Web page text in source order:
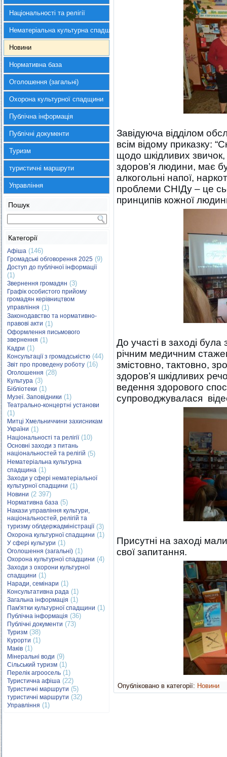
Національності та релігії
Нематеріальна культурна спадщина
Новини
Нормативна база
Оголошення (загальні)
Охорона культурної спадщини
Публічна інформація
Публічні документи
Туризм
туристичні маршрути
Управління
Пошук
Категорії
Афіша (146)
Громадські обговорення 2025 (9)
Доступ до публічної інформації
(1)
Звернення громадян (3)
Графік особистого прийому
громадян керівництвом
управління (1)
Законодавство та нормативно-
правові акти (1)
Оформлення письмового
звернення (1)
Кадри (1)
Консультації з громадськістю (44)
Звіт про проведену роботу (16)
Оголошення (28)
Культура (3)
Бібліотеки (1)
Музеї. Заповідники (1)
Театрально-концертні установи
(1)
Митці Хмельниччини захисникам
України (1)
Національності та релігії(10)
Основні заходи з питань
національностей та релігій (5)
Нематеріальна культурна
спадщина (1)
Заходи у сфері нематеріальної
культурної спадщини (1)
Новини (2 397)
Нормативна база (5)
Накази управління культури,
національностей, релігій та
туризму облдержадміністрації(3)
Охорона культурної спадщини (1)
У сфері культури (1)
Оголошення (загальні) (1)
Охорона культурної спадщини (4)
Заходи з охорони культурної
спадщини (1)
Наради, семінари (1)
Консультативна рада (1)
Загальна інформація (1)
Пам'ятки культурної спадщини (1)
Публічна інформація (36)
Публічні документи (73)
Туризм (38)
Курорти (1)
Маків (1)
Мінеральні води (9)
Сільський туризм (1)
Перелік агроосель (1)
Туристична афіша (22)
Туристичні маршрути (5)
туристичні маршрути (32)
Управління (1)
Завідуюча відділом
всім відому приказку:
щодо шкідливих звичок,
здоров’я людини, має
алкогольні напої,
проблеми СНІДу – це
принципів кожної
До участі в заході була
річним медичним
змістовно, тактовно,
здоров’я шкідливих
ведення здорового
супроводжувалася
Присутні на заході
свої запитання.
Опубліковано в категорії: Новини